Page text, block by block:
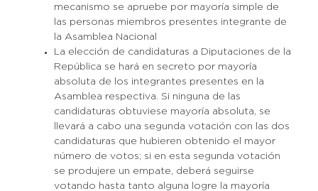
mecanismo se apruebe por mayoría simple de
las personas miembros presentes integrante de
la Asamblea Nacional
La elección de candidaturas a Diputaciones de la
República se hará en secreto por mayoría
absoluta de los integrantes presentes en la
Asamblea respectiva. Si ninguna de las
candidaturas obtuviese mayoría absoluta, se
llevará a cabo una segunda votación con las dos
candidaturas que hubieren obtenido el mayor
número de votos; si en esta segunda votación
se produjere un empate, deberá seguirse
votando hasta tanto alguna logre la mayoría